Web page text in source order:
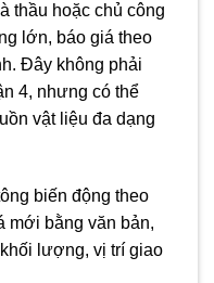
thầu hoặc chủ công
lớn, báo giá theo
Đây không phải
4, nhưng có thể
vật liệu đa dạng
biến động theo
mới bằng văn bản,
lượng, vị trí giao